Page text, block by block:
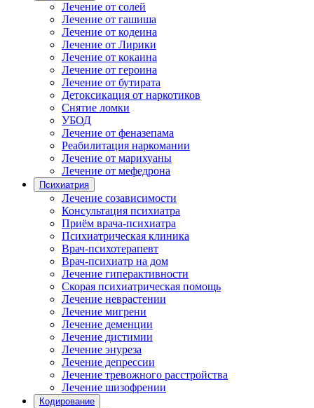
Лечение от солей
Лечение от гашиша
Лечение от кодеина
Лечение от Лирики
Лечение от кокаина
Лечение от героина
Лечение от бутирата
Детоксикация от наркотиков
Снятие ломки
УБОД
Лечение от феназепама
Реабилитация наркомании
Лечение от марихуаны
Лечение от мефедрона
Психиатрия
Лечение созависимости
Консультация психиатра
Приём врача-психиатра
Психиатрическая клиника
Врач-психотерапевт
Врач-психиатр на дом
Лечение гиперактивности
Скорая психиатрическая помощь
Лечение неврастении
Лечение мигрени
Лечение деменции
Лечение дистимии
Лечение энуреза
Лечение депрессии
Лечение тревожного расстройства
Лечение шизофрении
Кодирование